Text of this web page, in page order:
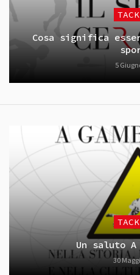
Cosa significa
5
Un saluto A
30